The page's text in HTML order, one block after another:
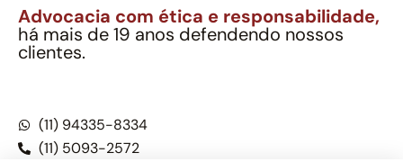
Advocacia com ética e responsabilidade,
há mais de 19 anos defendendo nossos
clientes.
(11) 94335-8334
(11) 5093-2572